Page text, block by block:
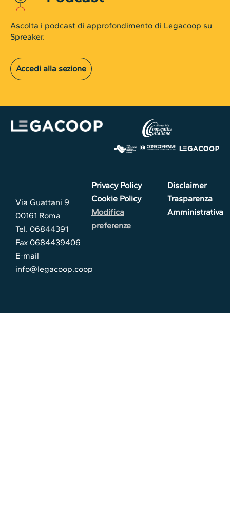
Ascolta i podcast di approfondimento di Legacoop su
Spreaker.
Accedi alla sezione
Via Guattani 9
00161 Roma
Tel. 06844391
Fax 0684439406
E-mail
info@legacoop.coop
Privacy Policy
Cookie Policy
Modifica
preferenze
Disclaimer
Trasparenza
Amministrativa